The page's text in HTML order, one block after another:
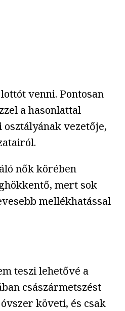
venni. Pontosan
a hasonlattal
vezetője,
nők körében
mert sok
mellékhatással
teszi lehetővé a
császármetszést
követi, és csak